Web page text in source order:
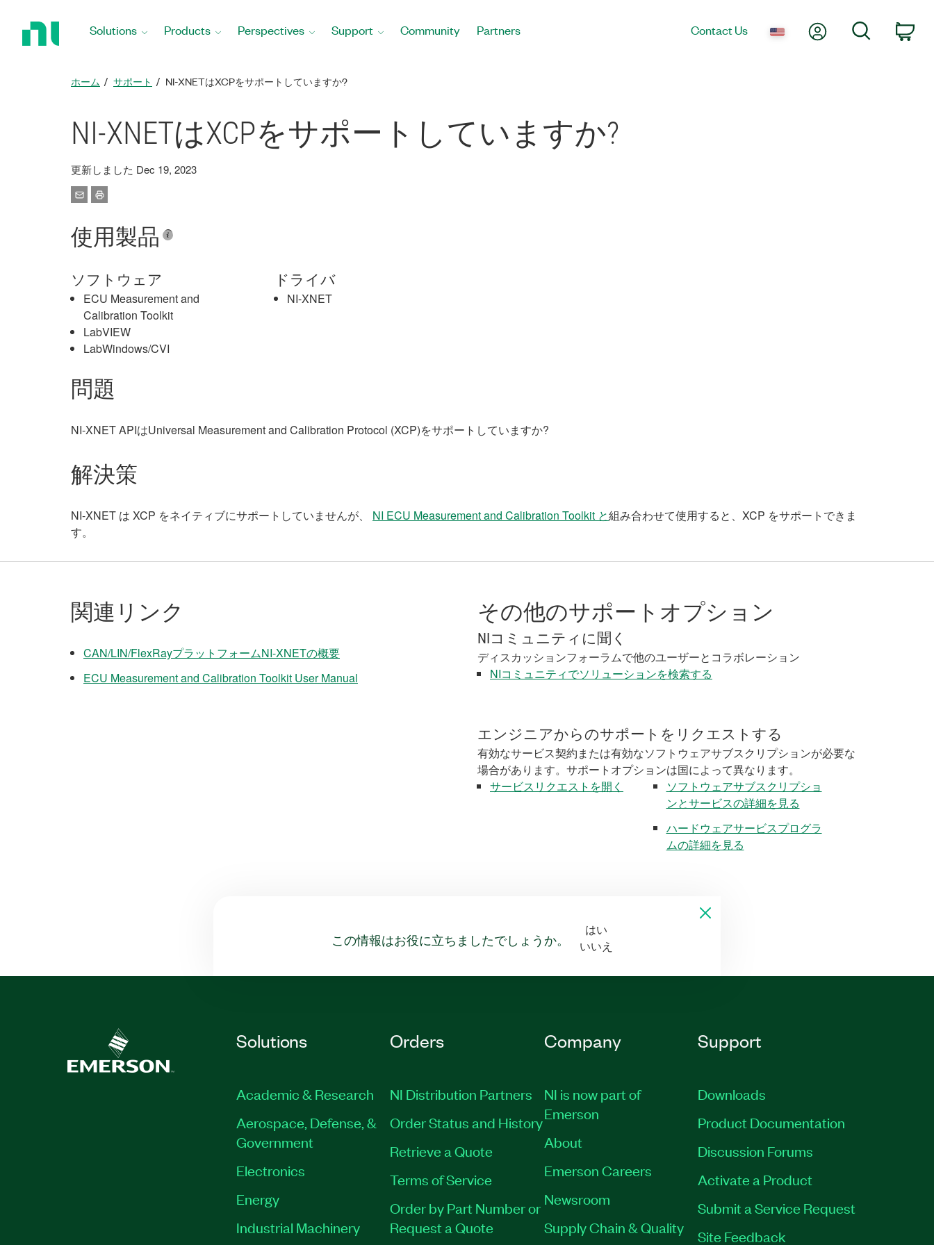
Solutions Products Perspectives Support Community Partners Contact Us My AccountSearch
ホーム サポート NI-XNETはXCPをサポートしていますか?
NI-XNETはXCPをサポートしていますか?
更新しました Dec 19, 2023
使用製品
ソフトウェア
ECU Measurement and
Calibration Toolkit
LabVIEW
LabWindows/CVI
ドライバ
NI-XNET
問題
NI-XNET APIはUniversal Measurement and Calibration Protocol (XCP)をサポートしていますか?
解決策
NI-XNET は XCP をネイティブにサポートしていませんが、 NI ECU Measurement and Calibration Toolkit と組み合わせて使用すると、XCP をサポートできま
す。
関連リンク
CAN/​LIN/​FlexRay​プラットフォーム​NI-​XNET​の​概要
ECU Measurement and Calibration Toolkit User Manual
その他のサポートオプション
NIコミュニティに聞く
ディスカッションフォーラムで他のユーザーとコラボレーション
NIコミュニティでソリューションを検索する
エンジニアからのサポートをリクエストする
有効なサービス契約または有効なソフトウェアサブスクリプションが必要な
場合があります。サポートオプションは国によって異なります。
サービスリクエストを開く
ソフトウェアサブスクリプショ
ンとサービスの詳細を見る
ハードウェアサービスプログラ
ムの詳細を見る
この情報はお役に立ちましたでしょうか。
はい
いいえ
Solutions
Academic & Research
Aerospace, Defense, &
Government
Electronics
Energy
Industrial Machinery
Orders
NI Distribution Partners
Order Status and History
Retrieve a Quote
Terms of Service
Order by Part Number or
Request a Quote
Company
NI is now part of
Emerson
About
Emerson Careers
Newsroom
Supply Chain & Quality
Support
Downloads
Product Documentation
Discussion Forums
Activate a Product
Submit a Service Request
Site Feedback